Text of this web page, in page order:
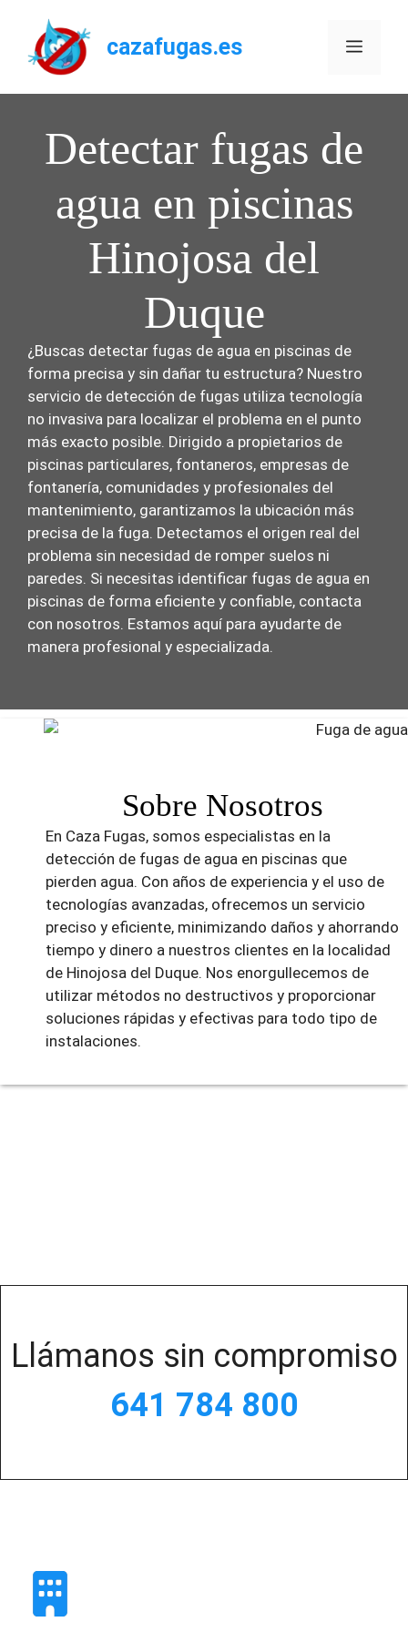
contenido
cazafugas.es Menú
Detectar fugas de
agua en piscinas
Hinojosa del
Duque
¿Buscas detectar fugas de agua en piscinas de
forma precisa y sin dañar tu estructura? Nuestro
servicio de detección de fugas utiliza tecnología
no invasiva para localizar el problema en el punto
más exacto posible. Dirigido a propietarios de
piscinas particulares, fontaneros, empresas de
fontanería, comunidades y profesionales del
mantenimiento, garantizamos la ubicación más
precisa de la fuga. Detectamos el origen real del
problema sin necesidad de romper suelos ni
paredes. Si necesitas identificar fugas de agua en
piscinas de forma eficiente y confiable, contacta
con nosotros. Estamos aquí para ayudarte de
manera profesional y especializada.
Sobre Nosotros
En Caza Fugas, somos especialistas en la
detección de fugas de agua en piscinas que
pierden agua. Con años de experiencia y el uso de
tecnologías avanzadas, ofrecemos un servicio
preciso y eficiente, minimizando daños y ahorrando
tiempo y dinero a nuestros clientes en la localidad
de Hinojosa del Duque. Nos enorgullecemos de
utilizar métodos no destructivos y proporcionar
soluciones rápidas y efectivas para todo tipo de
instalaciones.
Llámanos sin compromiso
641 784 800